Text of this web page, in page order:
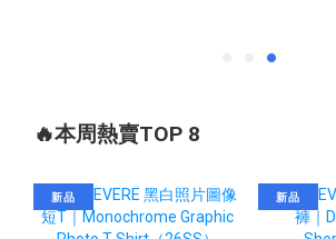
🔥本周熱賣TOP 8
新品 新品